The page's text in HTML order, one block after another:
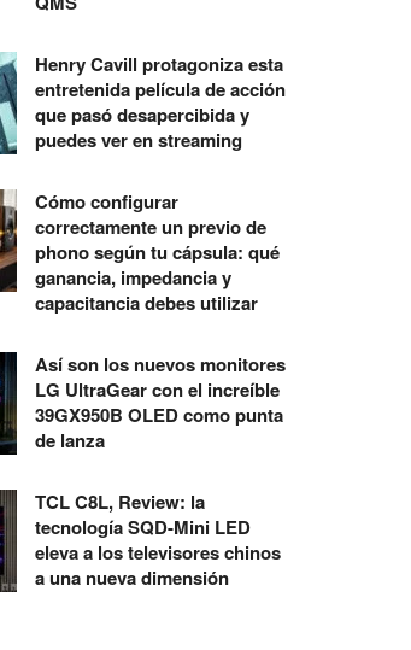
Henry Cavill protagoniza esta
entretenida película de acción
que pasó desapercibida y
puedes ver en streaming
Cómo configurar
correctamente un previo de
phono según tu cápsula: qué
ganancia, impedancia y
capacitancia debes utilizar
Así son los nuevos monitores
LG UltraGear con el increíble
39GX950B OLED como punta
de lanza
TCL C8L, Review: la
tecnología SQD-Mini LED
eleva a los televisores chinos
a una nueva dimensión